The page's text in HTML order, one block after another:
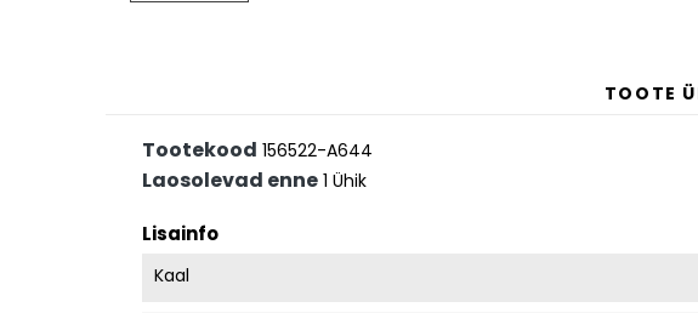
TOOTE
Tootekood 156522-A644
Laosolevad enne 1 Ühik
Lisainfo
Kaal